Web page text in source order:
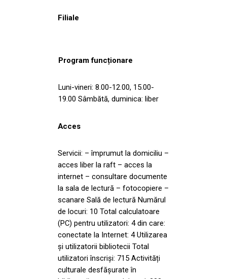
Filiale
Program funcționare
Luni-vineri: 8.00-12.00, 15.00-
19.00 Sâmbătă, duminica: liber
Acces
Servicii: – împrumut la domiciliu –
acces liber la raft – acces la
internet – consultare documente
la sala de lectură – fotocopiere –
scanare Sală de lectură Numărul
de locuri: 10 Total calculatoare
(PC) pentru utilizatori: 4 din care:
conectate la Internet: 4 Utilizarea
și utilizatorii bibliotecii Total
utilizatori înscriși: 715 Activități
culturale desfășurate în